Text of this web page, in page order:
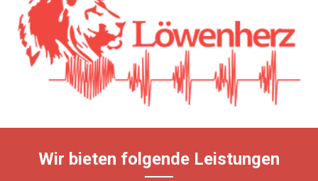
Wir bieten folgende Leistungen